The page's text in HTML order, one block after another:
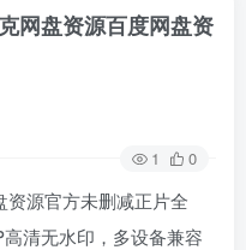
网盘资源百度网盘资
1 0
资源官方未删减正片全
清无水印，多设备兼容